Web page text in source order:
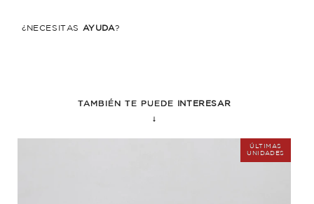
¿NECESITÁS AYUDA?
TAMBIÉN TE PUEDE
INTERESAR
↓